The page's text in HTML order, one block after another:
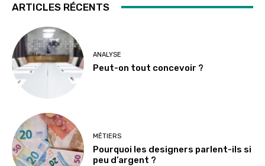
ARTICLES RÉCENTS
ANALYSE
Peut-on tout concevoir ?
MÉTIERS
Pourquoi les designers parlent-ils si
peu d’argent ?